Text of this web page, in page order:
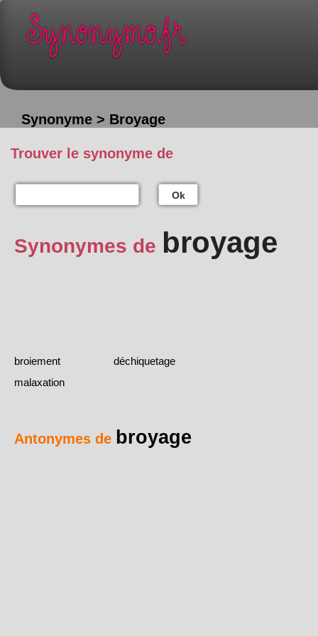
Synonyme > Broyage
Trouver le synonyme de
Ok
Synonymes de broyage
broiement
déchiquetage
malaxation
Antonymes de broyage